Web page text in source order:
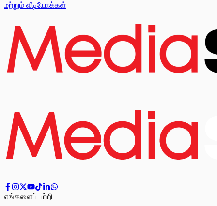
மற்றும் வீடியோக்கள்
எங்களைப் பற்றி